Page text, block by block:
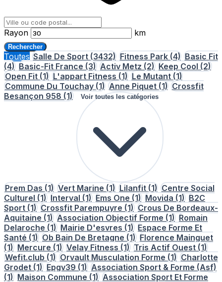
Rayon km
Rechercher
Toutes Salle De Sport (3432) Fitness Park (4) Basic Fit
(4) Basic-Fit France (3) Activ Metz (2) Keep Cool (2)
Open Fit (1) L'appart Fitness (1) Le Mutant (1)
Commune Du Touchay (1) Anne Piquet (1) Crossfit
Besançon 958 (1) Voir toutes les catégories
Prem Das (1) Vert Marine (1) Lilanfit (1) Centre Social
Culturel (1) Interval (1) Ems One (1) Movida (1) B2C
Sport (1) Crossfit Parempuyre (1) Crous De Bordeaux-
Aquitaine (1) Association Objectif Forme (1) Romain
Delaroche (1) Mairie D'esvres (1) Espace Forme Et
Santé (1) Ob Bain De Bretagne (1) Florence Mainguet
(1) Mercure (1) Velay Fitness (1) Tris Actif Ouest (1)
Wefit.club (1) Orvault Musculation Forme (1) Charlotte
Grodet (1) Epgv39 (1) Association Sport & Forme (Asf)
(1) Maison Commune (1) Association Sport Et Forme